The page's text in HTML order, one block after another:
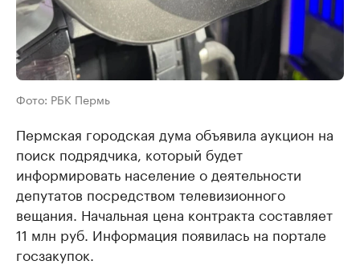
Фото: РБК Пермь
Пермская городская дума объявила аукцион на
поиск подрядчика, который будет
информировать население о деятельности
депутатов посредством телевизионного
вещания. Начальная цена контракта составляет
11 млн руб. Информация появилась на портале
госзакупок.